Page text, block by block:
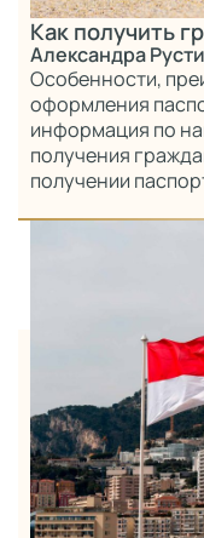
Как получить
Александра
Особенности,
оформления
информация по
получения
получении